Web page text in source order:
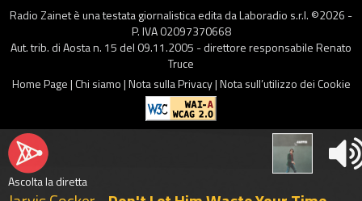
03/07/2024 -Zai.time 178
02/07/2024 -Zai.time 177
01/07/2024 Zai.time 176
27/06/2024
26/06/2024
Radio Zainet è una testata giornalistica edita da Laboradio s.r.l. ©2026 -
P. IVA 02097370668
Aut. trib. di Aosta n. 15 del 09.11.2005 - direttore responsabile Renato
Truce
Home Page|Chi siamo|Nota sulla Privacy|Nota sull’utilizzo dei Cookie
Ascolta la diretta